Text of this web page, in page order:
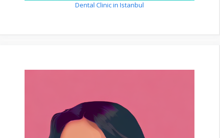
Dental Clinic in Istanbul